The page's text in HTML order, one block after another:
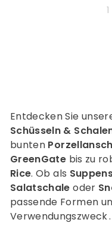
1
Entdecken Sie
Schüsseln &
bunten
GreenGate bis zu
Rice. Ob als
Salatschaleoder
passende Formen
Verwendungszweck .